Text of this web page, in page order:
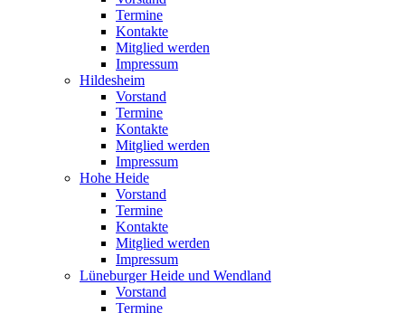
Termine
Kontakte
Mitglied werden
Impressum
Hildesheim
Vorstand
Termine
Kontakte
Mitglied werden
Impressum
Hohe Heide
Vorstand
Termine
Kontakte
Mitglied werden
Impressum
Lüneburger Heide und Wendland
Vorstand
Termine